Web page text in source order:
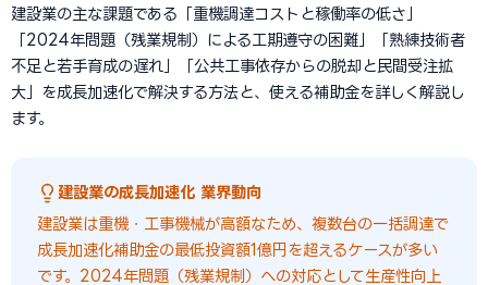
建設業の主な課題である「重機調達コストと稼働率の低さ」
「2024年問題（残業規制）による工期遵守の困難」「熟練技術者
不足と若手育成の遅れ」「公共工事依存からの脱却と民間受注拡
大」を成長加速化で解決する方法と、使える補助金を詳しく解説し
ます。
建設業の成長加速化 業界動向
建設業は重機・工事機械が高額なため、複数台の一括調達で
成長加速化補助金の最低投資額1億円を超えるケースが多い
です。2024年問題（残業規制）への対応として生産性向上